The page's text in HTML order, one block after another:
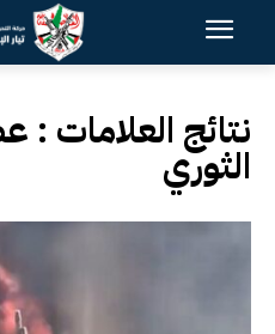
نتائج العلامات :
الثوري